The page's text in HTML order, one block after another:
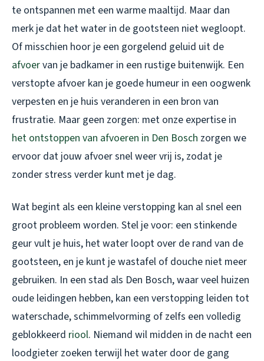
te ontspannen met een warme maaltijd. Maar dan
merk je dat het water in de gootsteen niet wegloopt.
Of misschien hoor je een gorgelend geluid uit de
afvoervan je badkamer in een rustige buitenwijk. Een
verstopte afvoer kan je goede humeur in een oogwenk
verpesten en je huis veranderen in een bron van
frustratie. Maar geen zorgen: met onze expertise in
het ontstoppen van afvoeren in Den Bosch zorgen we
ervoor dat jouw afvoer snel weer vrij is, zodat je
zonder stress verder kunt met je dag.
Wat begint als een kleine verstopping kan al snel een
groot probleem worden. Stel je voor: een stinkende
geur vult je huis, het water loopt over de rand van de
gootsteen, en je kunt je wastafel of douche niet meer
gebruiken. In een stad als Den Bosch, waar veel huizen
oude leidingen hebben, kan een verstopping leiden tot
waterschade, schimmelvorming of zelfs een volledig
geblokkeerd riool. Niemand wil midden in de nacht een
loodgieter zoeken terwijl het water door de gang